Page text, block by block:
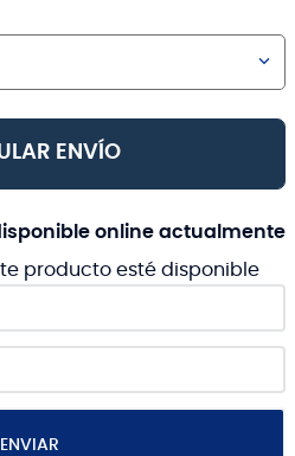
ENVÍO
online actualmente
producto esté disponible
ENVIAR